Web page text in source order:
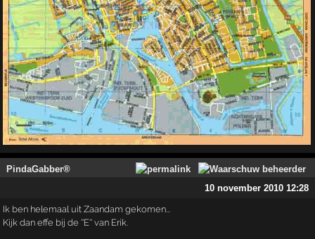
PindaGabber®
10 november 2010 12:28
Ik ben helemaal uit Zaandam gekomen...
Kijk dan effe bij de ''E'' van Erik.